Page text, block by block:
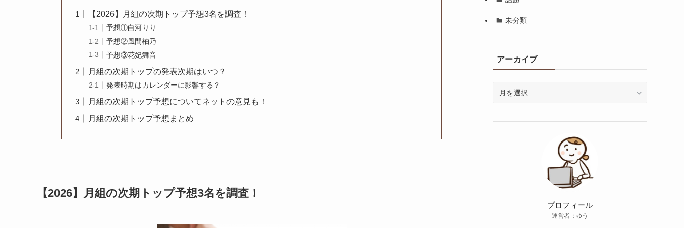
【2026】月組の次期トップ予想3名を調査！
予想①白河りり
予想②風間柚乃
予想③花妃舞音
月組の次期トップの発表次期はいつ？
発表時期はカレンダーに影響する？
月組の次期トップ予想についてネットの意見も！
月組の次期トップ予想まとめ
【2026】月組の次期トップ予想3名を調査！
未分類
アーカイブ
イ
プロフィール
運営者：ゆう